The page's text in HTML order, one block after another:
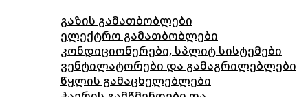
გაზის გამათბობლები
ელექტრო გამათბობლები
კონდიციონერები, სპლიტ სისტემები
ვენტილატორები და გამაგრილებლები
წყლის გამაცხელებლები